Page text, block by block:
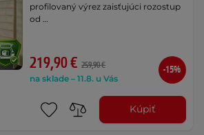
profilovaný výrez zaisťujúci rozostup
od …
219,90 € 259,90 €
na sklade – 11.8. u Vás
-15%
Kúpiť